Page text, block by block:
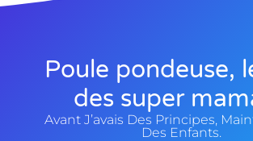
Poule pondeuse,
des super
Avant J’avais Des Principes,
Des Enfants.